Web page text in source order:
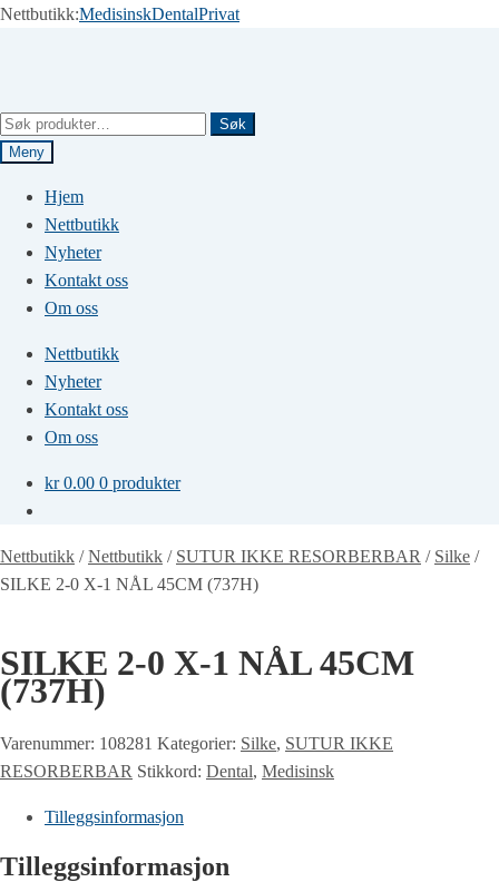
Nettbutikk:MedisinskDentalPrivat
Søk
etter:
Søk
Meny
Hjem
Nettbutikk
Nyheter
Kontakt oss
Om oss
Nettbutikk
Nyheter
Kontakt oss
Om oss
kr0.00 0 produkter
Nettbutikk /Nettbutikk / SUTUR IKKE RESORBERBAR / Silke /
SILKE 2-0 X-1 NÅL 45CM (737H)
SILKE 2-0 X-1 NÅL 45CM
(737H)
Varenummer: 108281 Kategorier: Silke, SUTUR IKKE
RESORBERBAR Stikkord: Dental, Medisinsk
Tilleggsinformasjon
Tilleggsinformasjon